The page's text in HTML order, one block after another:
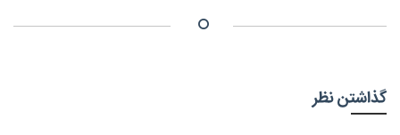
گذاشتن نظر